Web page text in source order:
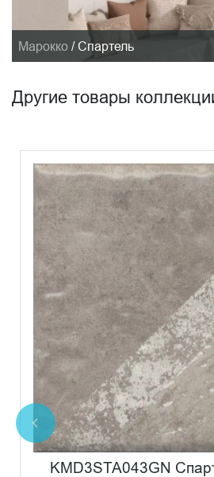
Марокко / Спартель
Другие товары
KMD3STA043GN